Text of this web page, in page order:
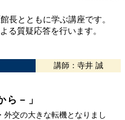
長とともに学ぶ講座です。
る質疑応答を行います。
講師：寺井 誠
－」
交の大きな転機となりまし